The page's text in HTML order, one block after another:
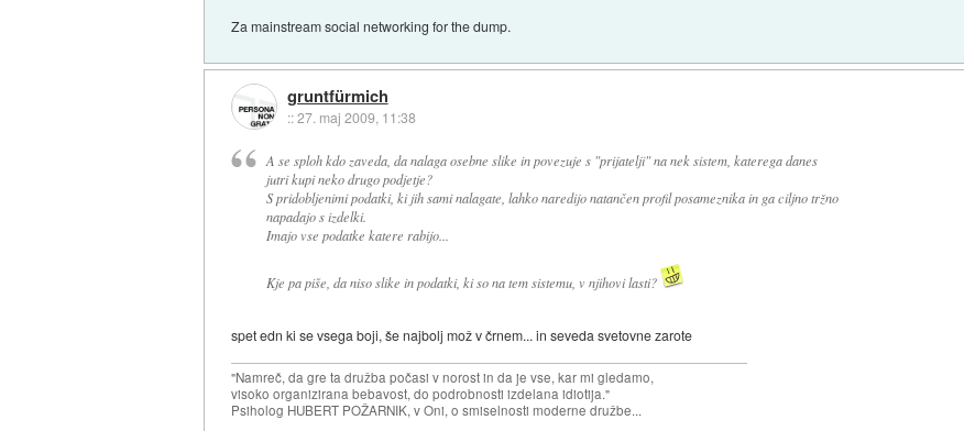
Za mainstream social networking for the dump.
gruntfürmich
::27. maj 2009, 11:38
A se sploh kdo zaveda, da nalaga osebne slike in povezuje s "prijatelji" na nek sistem, katerega danes
jutri kupi neko drugo podjetje?
S pridobljenimi podatki, ki jih sami nalagate, lahko naredijo natančen profil posameznika in ga ciljno tržno
napadajo s izdelki.
Imajo vse podatke katere rabijo...
Kje pa piše, da niso slike in podatki, ki so na tem sistemu, v njihovi lasti?
spet edn ki se vsega boji, še najbolj mož v črnem... in seveda svetovne zarote
"Namreč, da gre ta družba počasi v norost in da je vse, kar mi gledamo,
visoko organizirana bebavost, do podrobnosti izdelana idiotija."
Psiholog HUBERT POŽARNIK, v Oni, o smiselnosti moderne družbe...